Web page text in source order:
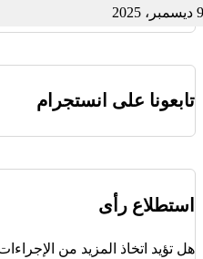
9 ديسمبر، 2025
تابعونا على انستجرام
استطلاع رأى
هل تؤيد اتخاذ المزيد من